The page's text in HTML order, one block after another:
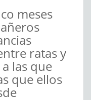
meses
ratas y
las que
que ellos